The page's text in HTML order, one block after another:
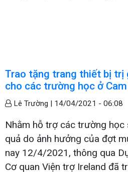
Trao tặng trang thiết bị trị
cho các trường học ở
Lê Trường | 14/04/2021 - 06:08
Nhằm hỗ trợ các trường học
quả do ảnh hưởng của đợt
nay 12/4/2021, thông qua
Cơ quan Viện trợ Ireland đã